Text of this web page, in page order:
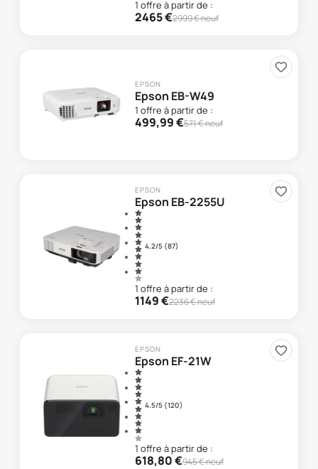
1 offre à partir de :
2465€2999€ neuf
EPSON
Epson EB-W49
1 offre à partir de :
499,99€571€ neuf
EPSON
Epson EB-2255U
4.2/5 (87)
1 offre à partir de :
1149€2236€ neuf
EPSON
Epson EF-21W
4.5/5 (120)
1 offre à partir de :
618,80€945€ neuf